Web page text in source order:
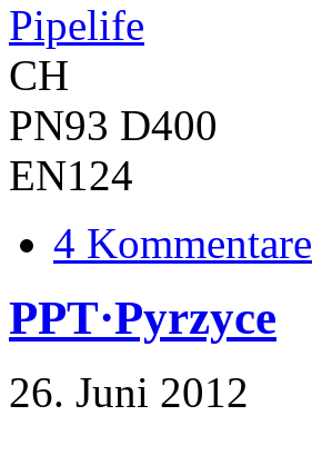
Pipelife
CH
PN93 D400
EN124
4 Kommentare
PPT·Pyrzyce
26. Juni 2012